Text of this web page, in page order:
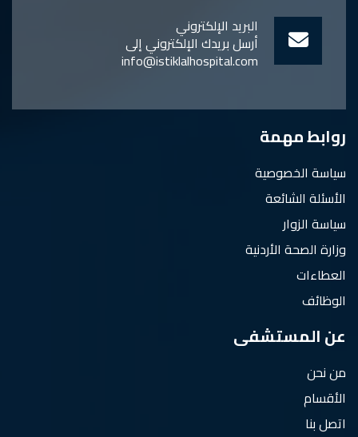
البريد الإلكتروني
أرسل بريدك الإلكتروني إلى
info@istiklalhospital.com
روابط مهمة
سياسة الخصوصية
الأسئلة الشائعة
سياسة الزوار
وزارة الصحة الأردنية
العطاءات
الوظائف
عن المستشفى
من نحن
الأقسام
اتصل بنا